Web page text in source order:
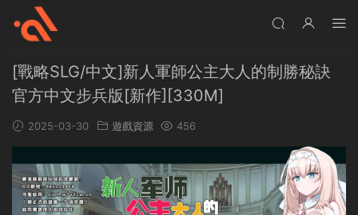
[戰略SLG/中文]新人軍師公主大人的制勝秘訣
官方中文步兵版[新作][330M]
2025-03-30 遊戲資源 456